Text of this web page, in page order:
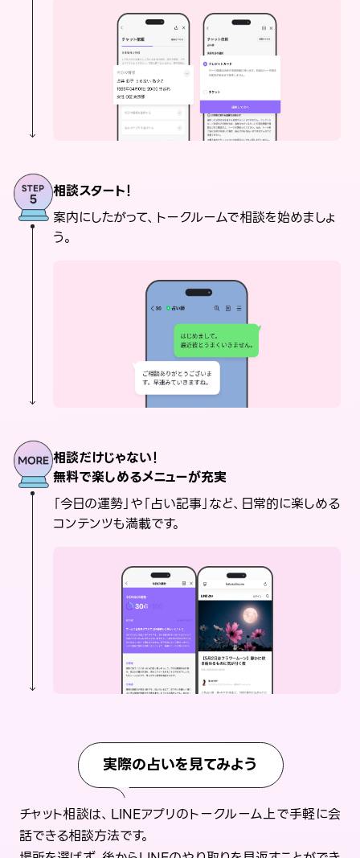
相談スタート！
案内にしたがって、トークルームで相談を始めましょ
う。
相談だけじゃない！
無料で楽しめるメニューが充実
「今日の運勢」や「占い記事」など、日常的に楽しめる
コンテンツも満載です。
実際の占いを見てみよう
チャット相談は、LINEアプリのトークルーム上で手軽に会
話できる相談方法です。